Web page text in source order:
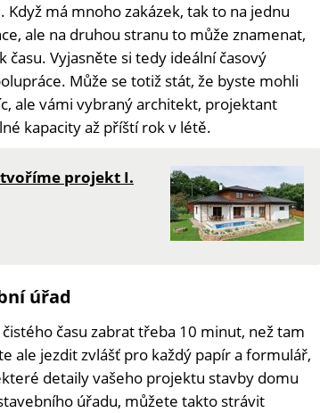
má mnoho zakázek, tak to na jednu
ale na druhou stranu to může znamenat,
času. Vyjasněte si tedy ideální časový
Může se totiž stát, že byste mohli
ale vámi vybraný architekt, projektant
kapacity až příští rok v létě.
tvoříme projekt I.
úřad
času zabrat třeba 10 minut, než tam
ale jezdit zvlášť pro každý papír a formulář,
detaily vašeho projektu stavby domu
úřadu, můžete takto strávit